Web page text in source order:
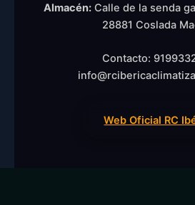
Almacén: Calle de la senda
28881 Coslada
Contacto:
Web Oficial RC